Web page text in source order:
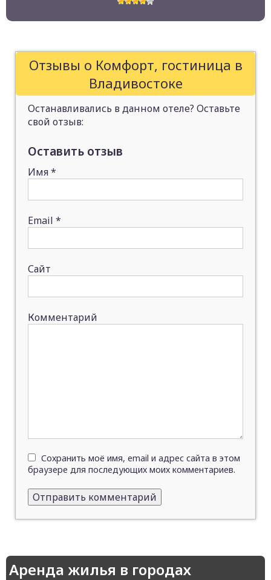
Отзывы о Комфорт, гостиница в
Владивостоке
Останавливались в данном отеле? Оставьте
свой отзыв:
Оставить отзыв
Имя*
Email *
Сайт
Комментарий
Сохранить моё имя, email и адрес сайта в этом
браузере для последующих моих комментариев.
Аренда жилья в городах